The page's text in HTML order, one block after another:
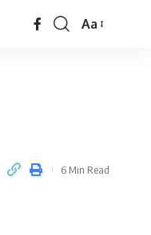
Aa
6 Min Read